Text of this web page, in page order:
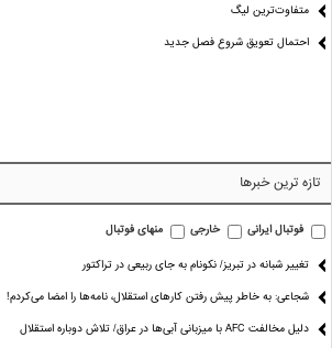
متفاوت‌ترین لیگ
احتمال تعویق شروع فصل جدید
تازه ترین خبرها
فوتبال ایرانی خارجی منهای فوتبال
تغییر شبانه در تبریز/ نکونام به جای ربیعی در تراکتور
شجاعی: به خاطر پیش رفتن کارهای استقلال، نامه‌ها را امضا می‌کردم!
دلیل مخالفت AFC با میزبانی آبی‌ها در عراق/ تلاش دوباره استقلال